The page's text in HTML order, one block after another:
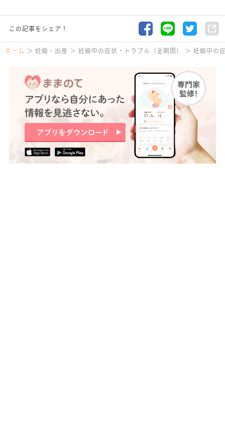
この記事をシェア！
ホーム 妊娠・出産 妊娠中の症状・トラブル（全期間） 妊娠中の